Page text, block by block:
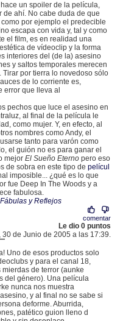
un spoiler de la película,
de ahí. No cabe duda de que
por ejemplo el predecible
escapa con vida y, tal y como
el film, es en realidad una
de vídeoclip y la forma
interiores del (de la) asesino
y saltos temporales merecen
Tirar por tierra lo novedoso sólo
de lo corriente es,
error que lleva al
pechos que luce el asesino en
al final de la película le
como mujer. Y, en efecto, al
nombres como Andy, el
tanto para varón como
el guión no es para ganar el
mejor El Sueño Eterno pero eso
de sobra en este tipo de películ
imposible... ¿qué es lo que
fue Deep In The Woods y a
fabulosa.
y Reflejos
comentar
Le dio 0 puntos
30 de Junio de 2005 a las 17:39.
Uno de esos productos solo
y para el canal 18,
de terror (aunke
del género). Una película
nunca nos muestra
y al final no se sabe si
deforme. Aburrida,
patético guion lleno d